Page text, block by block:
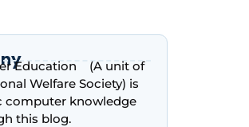
Education (A unit of
Welfare Society) is
computer knowledge
this blog.